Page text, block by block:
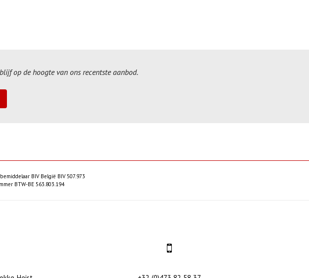
op de hoogte van ons recentste aanbod.
BIV België BIV 507.973
BTW-BE 563.803.194